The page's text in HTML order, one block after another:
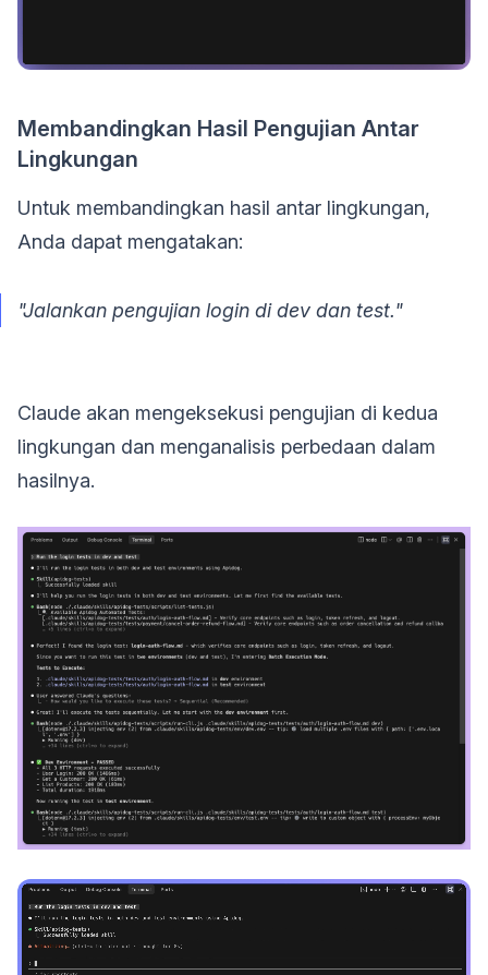
Membandingkan Hasil Pengujian Antar
Lingkungan
Untuk membandingkan hasil antar lingkungan,
Anda dapat mengatakan:
"Jalankan pengujian login di dev dan test."
Claude akan mengeksekusi pengujian di kedua
lingkungan dan menganalisis perbedaan dalam
hasilnya.